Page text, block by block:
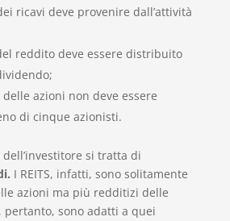
ricavi deve provenire dall’attività
reddito deve essere distribuito
azioni non deve essere
di cinque azionisti.
si tratta di
I REITS, infatti, sono solitamente
azioni ma più redditizi delle
pertanto, sono adatti a quei